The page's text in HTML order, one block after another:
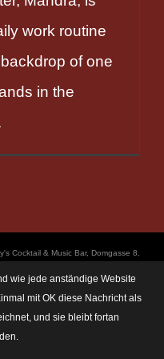
work routine
of one
in the
Cocktail & Music Bar, Domgasse 8,
E-Mail: hemingway@linz.bar,
Sa: 17:30 - 03:00 Uhr. Im Rahmen
mal Fotos und Videos. Das
Sollte dem im Einzelfall nicht
wie jede anständige Website
mit OK diese Nachricht als
und sie bleibt fortan